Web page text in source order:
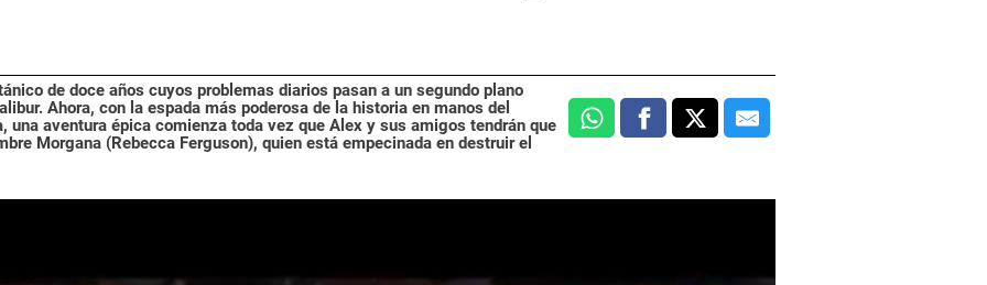
de doce años cuyos problemas diarios pasan a un segundo plano
Ahora, con la espada más poderosa de la historia en manos del
una aventura épica comienza toda vez que Alex y sus amigos tendrán que
Morgana (Rebecca Ferguson), quien está empecinada en destruir el